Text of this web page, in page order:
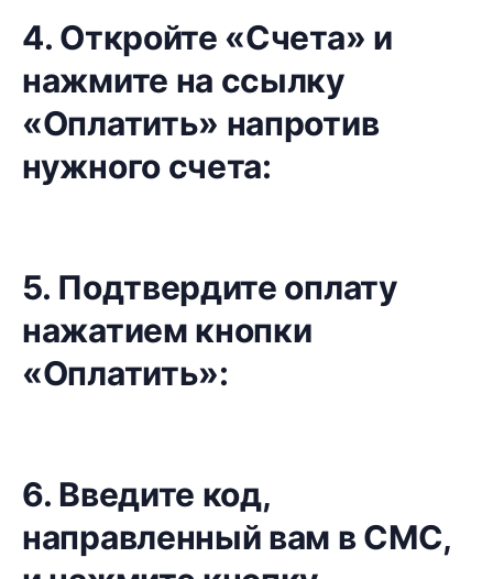
4. Откройте «Счета» и
нажмите на ссылку
«Оплатить» напротив
нужного счета:
5. Подтвердите оплату
нажатием кнопки
«Оплатить»:
6. Введите код,
направленный вам в СМС,